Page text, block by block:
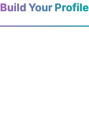
Build Your Profile